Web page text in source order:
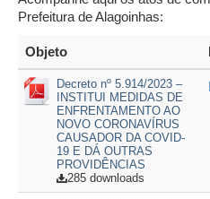
Prefeitura de Alagoinhas:
Objeto
Decreto nº 5.914/2023 –
INSTITUI MEDIDAS DE
ENFRENTAMENTO AO
NOVO CORONAVÍRUS
CAUSADOR DA COVID-
19 E DÁ OUTRAS
PROVIDÊNCIAS
285 downloads